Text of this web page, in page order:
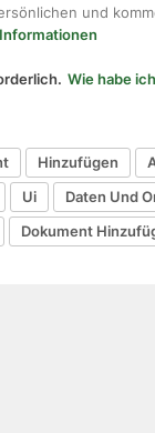
und
Wie habe
Hinzufügen
Ui
Daten Und
Dokument